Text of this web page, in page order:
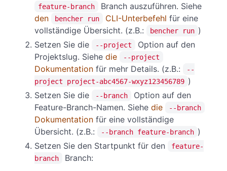
feature-branch
Branch auszuführen. Siehe
den
bencher run CLI-Unterbefehl für eine
vollständige Übersicht. (z.B.:
bencher run )
Setzen Sie die
--project
Option auf den
Projektslug. Siehe die --project
Dokumentation für mehr Details. (z.B.:
--
project project-abc4567-wxyz123456789 )
Setzen Sie die
--branch
Option auf den
Feature-Branch-Namen. Siehe die --branch
Dokumentation für eine vollständige
Übersicht. (z.B.:
--branch feature-branch )
Setzen Sie den Startpunkt für den
feature-
branch
Branch: